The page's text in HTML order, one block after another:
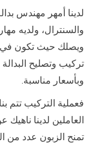
لدينا أمهر مهندس
والسنترال، ولديه
ويصلك حيث تكون في
تركيب وتصليح
وبأسعار مناسبة.
فعملية التركيب تتم
العاملين لدينا ناهيك
تمنح الزبون عدد من